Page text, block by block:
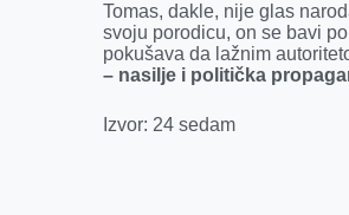
Tomas, dakle, nije glas
svoju porodicu, on se bavi
pokušava da lažnim
– nasilje i politička
Izvor: 24 sedam